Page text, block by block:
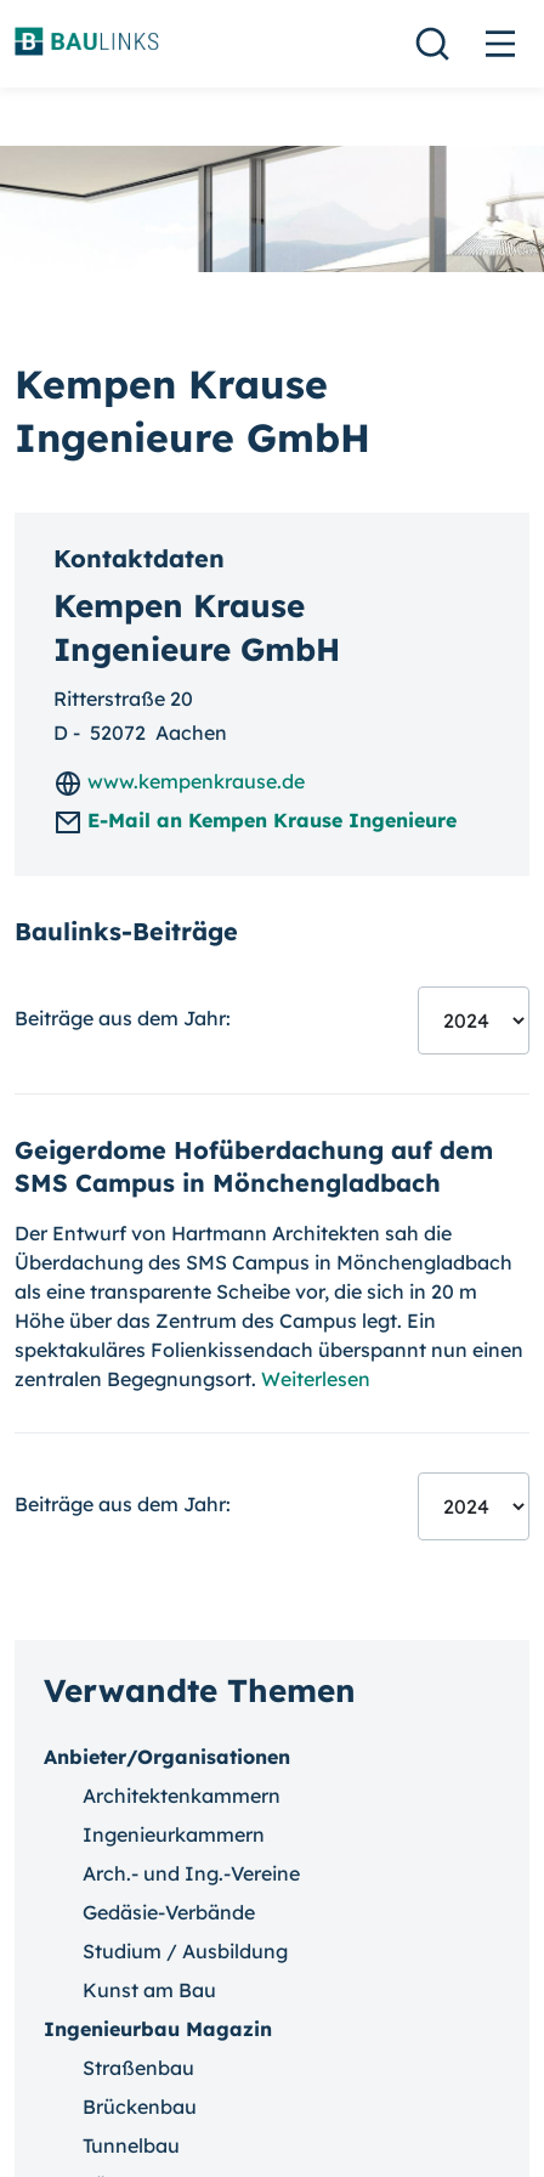
Kempen Krause
Ingenieure GmbH
Kontaktdaten
Kempen Krause
Ingenieure GmbH
Ritterstraße 20
D - 52072 Aachen
www.kempenkrause.de
E-Mail an Kempen Krause Ingenieure
Baulinks-Beiträge
Beiträge aus dem Jahr:
Geigerdome Hofüberdachung auf dem
SMS Campus in Mönchengladbach
Der Entwurf von Hartmann Architekten sah die
Überdachung des SMS Campus in Mönchengladbach
als eine transparente Scheibe vor, die sich in 20 m
Höhe über das Zentrum des Campus legt. Ein
spektakuläres Folienkissendach überspannt nun einen
zentralen Begegnungsort. Weiterlesen
Beiträge aus dem Jahr:
Verwandte Themen
Anbieter/Organisationen
Architektenkammern
Ingenieurkammern
Arch.- und Ing.-Vereine
Gedäsie-Verbände
Studium / Ausbildung
Kunst am Bau
Ingenieurbau Magazin
Straßenbau
Brückenbau
Tunnelbau